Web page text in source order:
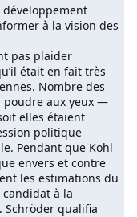
à la vision des
pas plaider
était en fait très
Nombre des
poudre aux yeux —
elles étaient
politique
Pendant que Kohl
envers et contre
les estimations du
à la
Schröder qualifia